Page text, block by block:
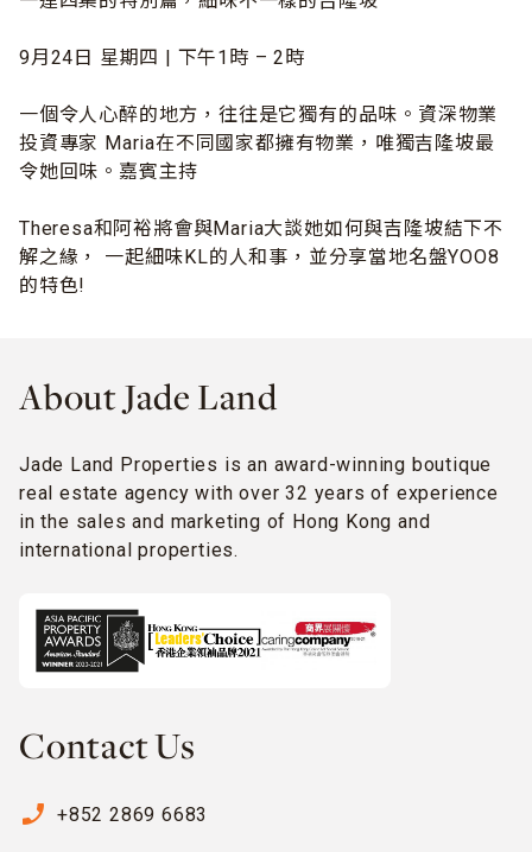
9月24日 星期四 | 下午1時 – 2時
一個令人心醉的地方，往往是它獨有的品味。資深物業
投資專家 Maria在不同國家都擁有物業，唯獨吉隆坡最
令她回味。嘉賓主持
Theresa和阿裕將會與Maria大談她如何與吉隆坡結下不
解之緣， 一起細味KL的人和事，並分享當地名盤YOO8
的特色!
About Jade Land
Jade Land Properties is an award-winning boutique
real estate agency with over 32 years of experience
in the sales and marketing of Hong Kong and
international properties.
Contact Us
phone_enabled +852 2869 6683